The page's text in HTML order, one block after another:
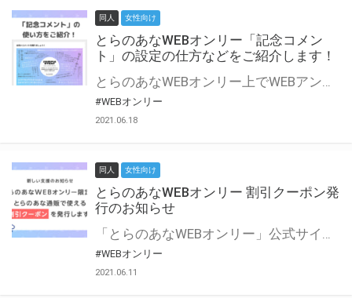
同人 女性向け
とらのあなWEBオンリー「記念コメン
ト」の設定の仕方などをご紹介します！
とらのあなWEBオンリー上でWEBアンソロジーが作成できる「記念コメント」について、その使い方や作成手順を解説します！ 支援タイプを「サークル参加型」「サークル参加型・マルシェ(イベント会場)機能付き」でお申し込みいただいている主催者様はぜひご活用ください♪ とらのあなWEBオンリーサイトはこちら
#WEBオンリー
2021.06.18
同人 女性向け
とらのあなWEBオンリー 割引クーポン発
行のお知らせ
「とらのあなWEBオンリー」公式サイトでとらのあな通販の「割引クーポン」を配布中！ イベントごとに開催当日限定で使える割引クーポンのシリアルコードを発行します。 とらのあなWEBオンリーのページをチェックして、イベント当日にお得にお買い物を楽しみましょう♪ ※本キャンペーンは予告なく終了する場合がございます。 とらのあなWEBオンリーサイトはこちら
#WEBオンリー
2021.06.11